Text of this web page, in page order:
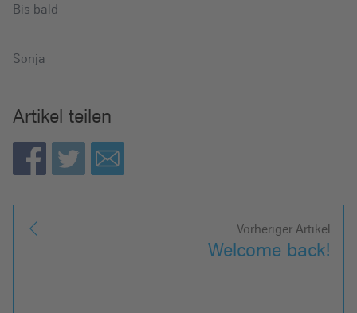
Bis bald
Sonja
Artikel teilen
Vorheriger Artikel
Welcome back!